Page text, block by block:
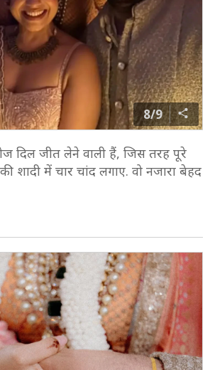
दिल जीत लेने वाली हैं, जिस तरह पूरे
शादी में चार चांद लगाए. वो नजारा बेहद